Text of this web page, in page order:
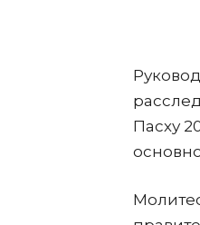
Пасху